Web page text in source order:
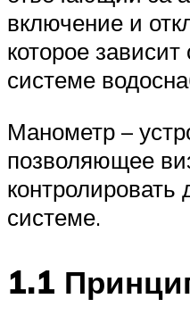
включение и
которое
системе
Манометр –
позволяющее
контролировать
системе.
1.1